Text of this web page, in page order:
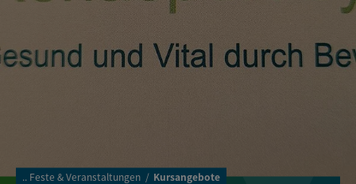
Wirtschaft & Handel
.. Feste & Veranstaltungen Kursangebote